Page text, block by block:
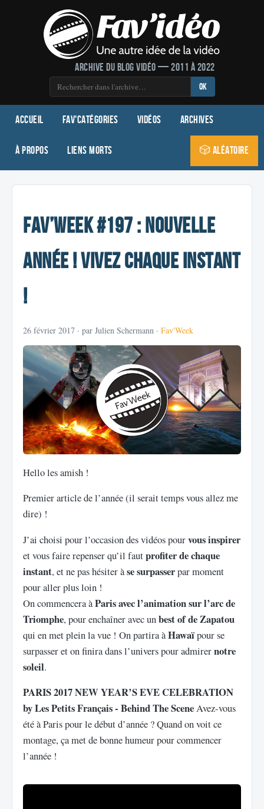
Archive du blog vidéo — 2011 à 2022
OK
Accueil Fav'Catégories Vidéos Archives
À propos Liens morts 🎲 Aléatoire
Fav’week #197 : Nouvelle
année ! Vivez chaque instant
!
26 février 2017 · par Julien Schermann · Fav'Week
Hello les amish !
Premier article de l’année (il serait temps vous allez me
dire) !
J’ai choisi pour l’occasion des vidéos pourvous inspirer
et vous faire repenser qu’il fautprofiter de chaque
instant, et ne pas hésiter àse surpasserpar moment
pour aller plus loin !
On commencera àParis avec l’animation sur l’arc de
Triomphe, pour enchaîner avec unbest of de Zapatou
qui en met plein la vue ! On partira àHawaïpour se
surpasser et on finira dans l’univers pour admirernotre
soleil.
PARIS 2017 NEW YEAR’S EVE CELEBRATION
by Les Petits Français - Behind The SceneAvez-vous
été à Paris pour le début d’année ? Quand on voit ce
montage, ça met de bonne humeur pour commencer
l’année !